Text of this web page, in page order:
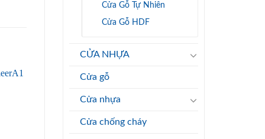
Cửa Gỗ Tự Nhiên
Cửa Gỗ HDF
CỬA NHỰA
Cửa gỗ
Cửa nhựa
Cửa chống cháy